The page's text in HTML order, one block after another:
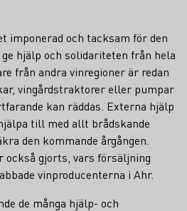
imponerad och tacksam för den
hjälp och solidariteten från hela
från andra vinregioner är redan
vingårdstraktorer eller pumpar
kan räddas. Externa hjälp
till med allt brådskande
den kommande årgången.
också gjorts, vars försäljning
vinproducenterna i Ahr.
de många hjälp- och